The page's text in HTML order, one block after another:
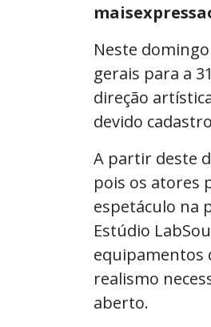
Neste
gerais para a
direção
devido
A partir deste
pois os atores
espetáculo na
Estúdio
equipamentos
realismo
aberto.